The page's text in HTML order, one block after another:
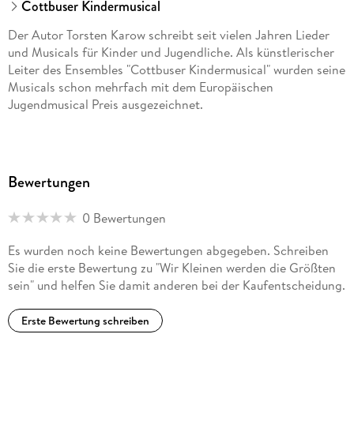
Cottbuser Kindermusical
Der Autor Torsten Karow schreibt seit vielen Jahren Lieder
und Musicals für Kinder und Jugendliche. Als künstlerischer
Leiter des Ensembles "Cottbuser Kindermusical" wurden seine
Musicals schon mehrfach mit dem Europäischen
Jugendmusical Preis ausgezeichnet.
Bewertungen
0 Bewertungen
Es wurden noch keine Bewertungen abgegeben. Schreiben
Sie die erste Bewertung zu "Wir Kleinen werden die Größten
sein" und helfen Sie damit anderen bei der Kaufentscheidung.
Erste Bewertung schreiben